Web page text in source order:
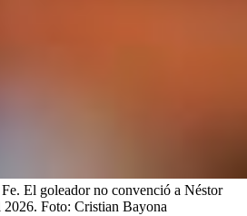
El goleador no convenció a Néstor
2026. Foto: Cristian Bayona